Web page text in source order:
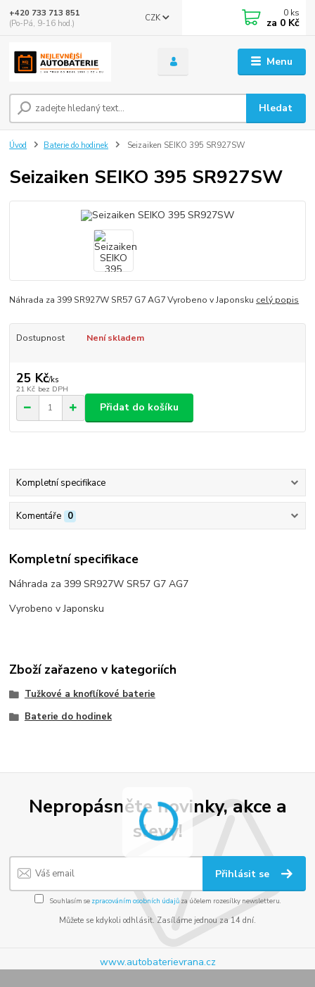
Menu
CZK
Hledat
+420 733 713 851
(Po-Pá, 9-16 hod.)
0 ks
za 0 Kč
Úvod Baterie do hodinek Seizaiken SEIKO 395 SR927SW
Seizaiken SEIKO 395 SR927SW
Náhrada za 399 SR927W SR57 G7 AG7 Vyrobeno v Japonsku celý popis
Dostupnost Není skladem
25 Kč/ks
21 Kč bez DPH
Přidat do košíku
Kompletní specifikace
Komentáře 0
Kompletní specifikace
Náhrada za 399 SR927W SR57 G7 AG7
Vyrobeno v Japonsku
Zboží zařazeno v kategoriích
Tužkové a knoflíkové baterie
Baterie do hodinek
Nepropásněte novinky, akce a
slevy!
Přihlásit se
Souhlasím se zpracováním osobních údajůza účelem rozesílky newsletteru.
Můžete se kdykoli odhlásit. Zasíláme jednou za 14 dní.
www.autobaterievrana.cz